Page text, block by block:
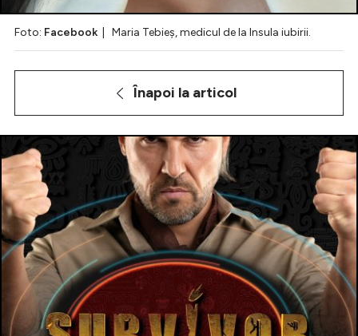
Intră în cont
Creează cont
Foto: Facebook | Maria Tebieş, medicul de la Insula iubirii.
Înapoi la articol